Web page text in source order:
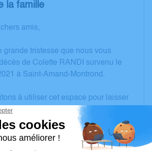
la famille
amis,
grande tristesse que nous vous
de Colette RANDI survenu le
à Saint-Amand-Montrond.
à utiliser cet espace pour laisser
partager des photos souvenirs,
exprimer vos pensées à travers des
textes. Cet endroit est un lieu
à honorer la mémoire de Colette